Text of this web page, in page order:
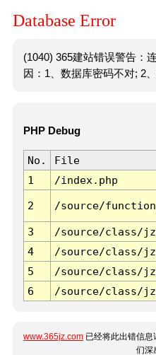
Database Error
(1040) 365建站错误警告：
因：1、数据库密码不对; 2
PHP Debug
No. File
1
/index.php
2 /source/
3 /source/class/
4
/source/class/
5
/source/class/
6
/source/class/
www.365jz.com 已经将此出错信
们深